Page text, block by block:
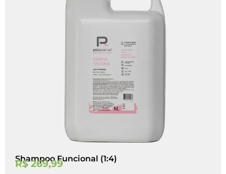
Shampoo Funcional (1:4)
R$269,99